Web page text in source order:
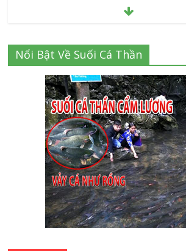
July 16, 2026
Cập nhật mới nhất: Vở
giá bao nhiêu tại 3 đại
Tphcm hiện nay?
July 9, 2026
Thành Long – Số 1 về
kính Quận 1 Tphcm tận
June 30, 2026
Mách bạn 7 địa chỉ sửa
Tân Phú Tphcm tận nơi
nhất hiện nay
August 5, 2026
Nổi Bật Về Suối Cá Thần